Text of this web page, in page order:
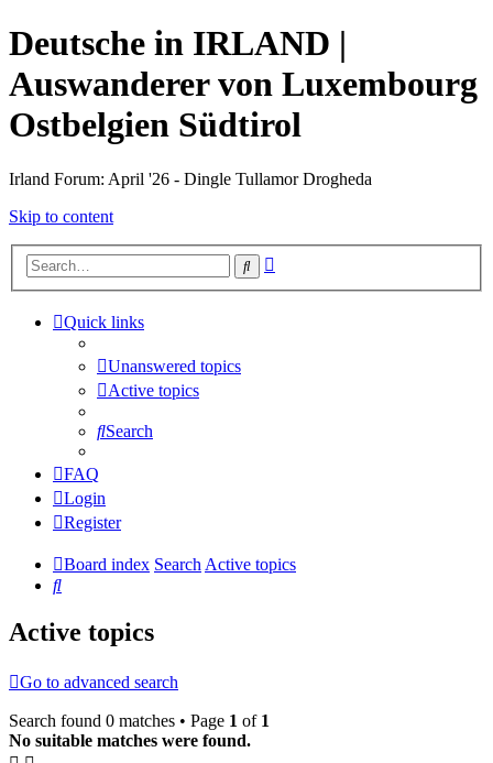
Deutsche in IRLAND |
Auswanderer von Luxembourg
Ostbelgien Südtirol
Irland Forum: April '26 - Dingle Tullamor Drogheda
Skip to content
Search
Quick links
Unanswered topics
Active topics
Search
FAQ
Login
Register
Board index SearchActive topics
Search
Active topics
Go to advanced search
Search found 0 matches • Page 1 of 1
No suitable matches were found.